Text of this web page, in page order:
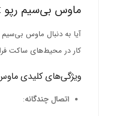
ماوس بی‌سیم رپو M300 Silent: بی‌صدا و ارگونومیک برای کار و سکوت
آیا به دنبال ماوس
کار در محیط‌های ساکت
ویژگی‌های کلیدی
اتصال چندگانه: